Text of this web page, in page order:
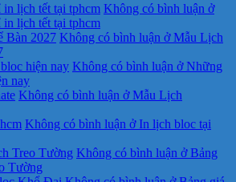
lịch tết tại tphcm Không có bình luận ở
lịch tết tại tphcm
Bàn 2027 Không có bình luận ở Mẫu Lịch
hiện nay Không có bình luận ở Những
nay
Không có bình luận ở Mẫu Lịch
Không có bình luận ở In lịch bloc tại
Treo Tường Không có bình luận ở Bảng
Tường